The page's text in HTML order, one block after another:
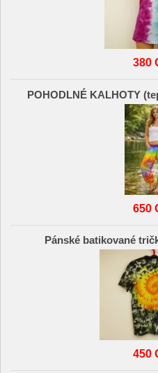
380
POHODLNÉ KALHOTY
650
Pánské batikované
450